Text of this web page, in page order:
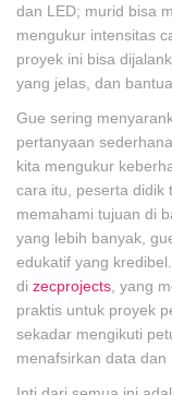
dan LED; murid bisa
mengukur intensitas
proyek ini bisa
yang jelas, dan
Gue sering
pertanyaan
kita mengukur
cara itu, peserta didik
memahami tujuan di
yang lebih banyak,
edukatif yang
di zecprojects , yang
praktis untuk proyek
sekadar mengikuti
menafsirkan data dan